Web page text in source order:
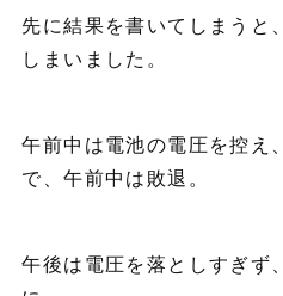
先に結果を書いてしまうと
しまいました。
午前中は電池の電圧を控え
で、午前中は敗退。
午後は電圧を落としすぎず